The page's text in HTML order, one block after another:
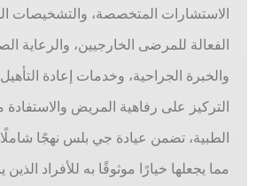
الاستشارات المتخصصة، والتشخيصات
الفعالة للمرضى الخارجيين، والرعاية
والخبرة الجراحية، وخدمات إعادة
التركيز على رفاهية المريض
الطبية، تضمن عيادة جي بلس نهجًا شاملًا
مما يجعلها خيارًا موثوقًا به للأفراد